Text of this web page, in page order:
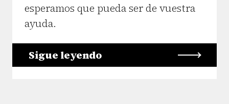
esperamos que pueda ser de vuestra
ayuda.
Sigue leyendo